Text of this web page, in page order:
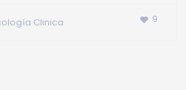
Clinica 9